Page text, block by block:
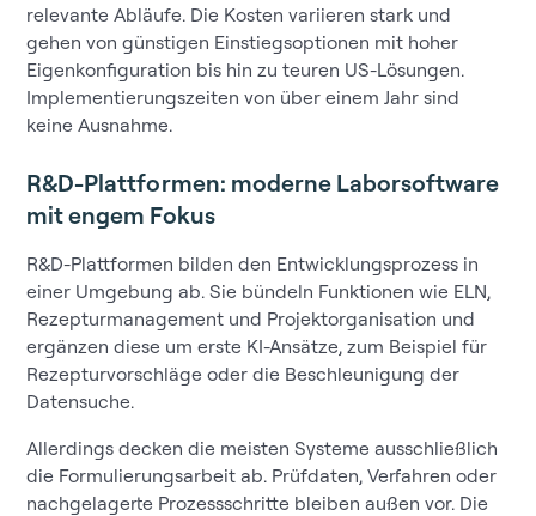
relevante Abläufe. Die Kosten variieren stark und
gehen von günstigen Einstiegsoptionen mit hoher
Eigenkonfiguration bis hin zu teuren US-Lösungen.
Implementierungszeiten von über einem Jahr sind
keine Ausnahme.
R&D-Plattformen: moderne Laborsoftware
mit engem Fokus
R&D-Plattformen bilden den Entwicklungsprozess in
einer Umgebung ab. Sie bündeln Funktionen wie ELN,
Rezepturmanagement und Projektorganisation und
ergänzen diese um erste KI-Ansätze, zum Beispiel für
Rezepturvorschläge oder die Beschleunigung der
Datensuche.
Allerdings decken die meisten Systeme ausschließlich
die Formulierungsarbeit ab. Prüfdaten, Verfahren oder
nachgelagerte Prozessschritte bleiben außen vor. Die